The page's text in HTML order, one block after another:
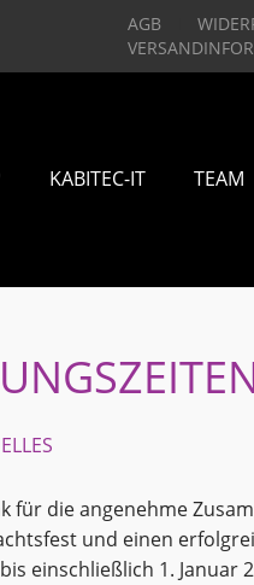
AGB
KABITEC-IT TEAM
für die angenehme
und einen
einschließlich 1. Januar